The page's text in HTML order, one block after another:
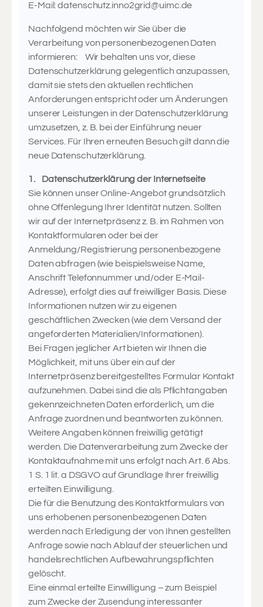
E-Mail:datenschutz.inno2grid@uimc.de
Nachfolgend möchten wir Sie über die
Verarbeitung von personenbezogenen Daten
informieren: Wir behalten uns vor, diese
Datenschutzerklärung gelegentlich anzupassen,
damit sie stets den aktuellen rechtlichen
Anforderungen entspricht oder um Änderungen
unserer Leistungen in der Datenschutzerklärung
umzusetzen, z. B. bei der Einführung neuer
Services. Für Ihren erneuten Besuch gilt dann die
neue Datenschutzerklärung.
1. Datenschutzerklärung der Internetseite
Sie können unser Online-Angebot grundsätzlich
ohne Offenlegung Ihrer Identität nutzen. Sollten
wir auf der Internetpräsenz z. B. im Rahmen von
Kontaktformularen oder bei der
Anmeldung/Registrierung personenbezogene
Daten abfragen (wie beispielsweise Name,
Anschrift Telefonnummer und/oder E-Mail-
Adresse), erfolgt dies auf freiwilliger Basis. Diese
Informationen nutzen wir zu eigenen
geschäftlichen Zwecken (wie dem Versand der
angeforderten Materialien/Informationen).
Bei Fragen jeglicher Art bieten wir Ihnen die
Möglichkeit, mit uns über ein auf der
Internetpräsenz bereitgestelltes Formular Kontakt
aufzunehmen. Dabei sind die als Pflichtangaben
gekennzeichneten Daten erforderlich, um die
Anfrage zuordnen und beantworten zu können.
Weitere Angaben können freiwillig getätigt
werden. Die Datenverarbeitung zum Zwecke der
Kontaktaufnahme mit uns erfolgt nach Art. 6 Abs.
1 S. 1 lit. a DSGVO auf Grundlage Ihrer freiwillig
erteilten Einwilligung.
Die für die Benutzung des Kontaktformulars von
uns erhobenen personenbezogenen Daten
werden nach Erledigung der von Ihnen gestellten
Anfrage sowie nach Ablauf der steuerlichen und
handelsrechtlichen Aufbewahrungspflichten
gelöscht.
Eine einmal erteilte Einwilligung – zum Beispiel
zum Zwecke der Zusendung interessanter